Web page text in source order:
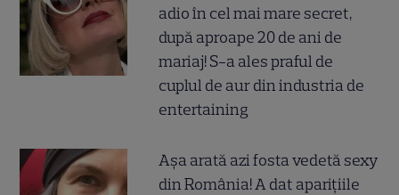
adio în cel mai mare secret,
după aproape 20 de ani de
mariaj! S-a ales praful de
cuplul de aur din industria de
entertaining
Așa arată azi fosta vedetă sexy
din România! A dat aparițiile